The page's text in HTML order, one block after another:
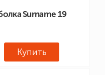
Surname 19
Купить